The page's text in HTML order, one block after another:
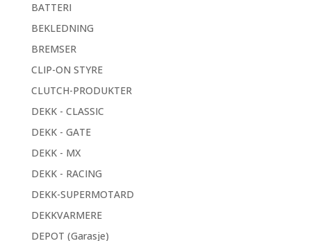
BATTERI
BEKLEDNING
BREMSER
CLIP-ON STYRE
CLUTCH-PRODUKTER
DEKK - CLASSIC
DEKK - GATE
DEKK - MX
DEKK - RACING
DEKK-SUPERMOTARD
DEKKVARMERE
DEPOT (Garasje)